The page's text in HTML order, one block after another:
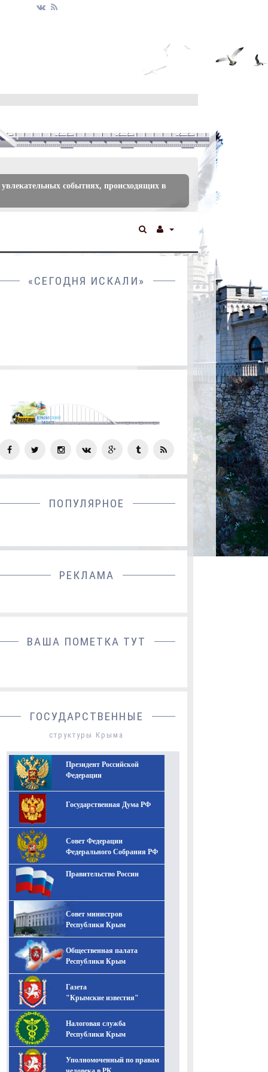
событиях, происходящих в
«СЕГОДНЯ ИСКАЛИ»
СОЦ
СЕТИ
ПОПУЛЯРНОЕ
РЕКЛАМА
ВАША ПОМЕТКА ТУТ
ГОСУДАРСТВЕННЫЕ
структуры Крыма
Президент Российской
Федерации
Государственная Дума РФ
Совет Федерации
Федерального Собрания РФ
Правительство России
Совет министров
Республики Крым
Общественная палата
Республики Крым
Газета
"Крымские известия"
Налоговая служба
Республики Крым
Уполномоченный по правам